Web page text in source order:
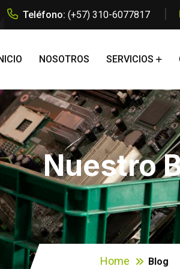
Teléfono: (+57) 310-6077817
NOSOTROS SERVICIOS
Nuestro
Home Blog